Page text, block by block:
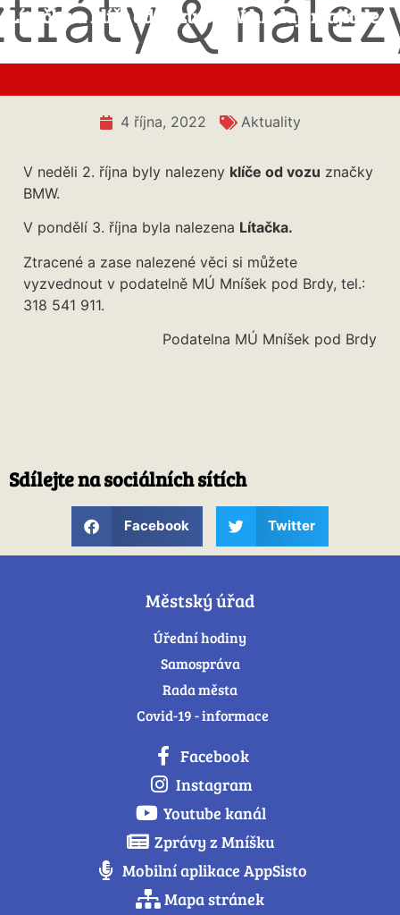
Lítačka a klíče od vozu BMW hledají majitele
4 října, 2022 Aktuality
V neděli 2. října byly nalezeny klíče od vozu značky
BMW.
V pondělí 3. října byla nalezena Lítačka.
Ztracené a zase nalezené věci si můžete
vyzvednout v podatelně MÚ Mníšek pod Brdy, tel.:
318 541 911.
Podatelna MÚ Mníšek pod Brdy
Sdílejte na sociálních sítích
Facebook Twitter
Městský úřad
Úřední hodiny
Samospráva
Rada města
Covid-19 - informace
Facebook
Instagram
Youtube kanál
Zprávy z Mníšku
Mobilní aplikace AppSisto
Mapa stránek